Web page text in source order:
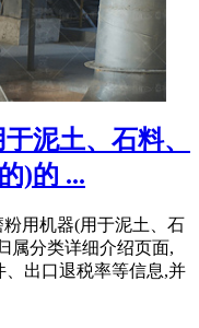
泥土、石料、
)的 ...
用机器(用于泥土、石
属分类详细介绍页面,
出口退税率等信息,并